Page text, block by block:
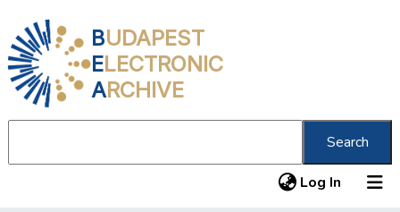
BUDAPEST
ELECTRONIC
ARCHIVE
Search
Log In (current)